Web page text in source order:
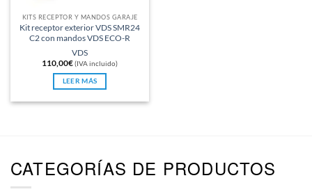
KITS RECEPTOR Y MANDOS GARAJE
Kit receptor exterior VDS SMR24
C2 con mandos VDS ECO-R
VDS
110,00€(IVA incluido)
LEER MÁS
CATEGORÍAS DE PRODUCTOS